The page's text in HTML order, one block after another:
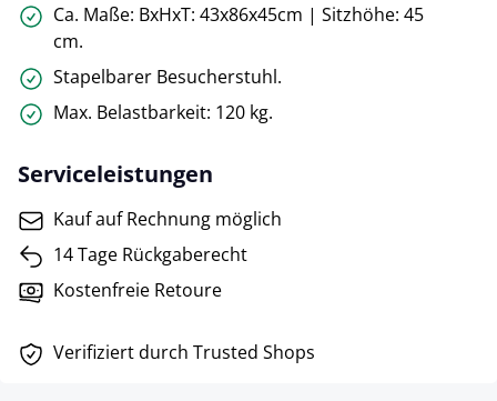
Ca. Maße: BxHxT: 43x86x45cm | Sitzhöhe: 45
cm.
Stapelbarer Besucherstuhl.
Max. Belastbarkeit: 120 kg.
Serviceleistungen
Kauf auf Rechnung möglich
14 Tage Rückgaberecht
Kostenfreie Retoure
Verifiziert durch Trusted Shops